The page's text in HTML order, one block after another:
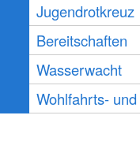
Jugendrotkreuz
Bereitschaften
Wasserwacht
Wohlfahrts-